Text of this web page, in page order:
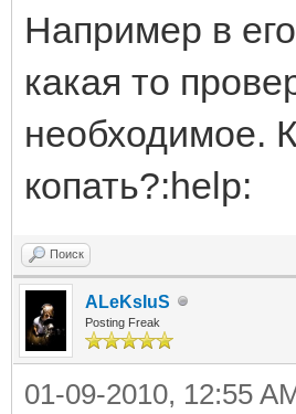
Например в
какая то
необходимое.
копать?:help:
Поиск
ALeKsIuS
Posting Freak
01-09-2010, 12:55